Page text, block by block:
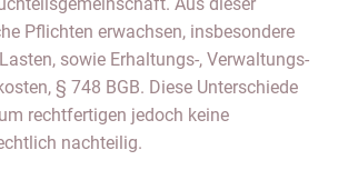
Pflichten erwachsen, insbesondere
sowie Erhaltungs-, Verwaltungs-
§ 748 BGB. Diese Unterschiede
rechtfertigen jedoch keine
nachteilig.